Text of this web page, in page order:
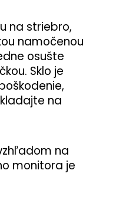
na striebro,
namočenou
osušte
Sklo je
na
na
monitora je